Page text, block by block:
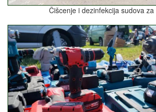
Čišcenje i dezinfekcija sudova